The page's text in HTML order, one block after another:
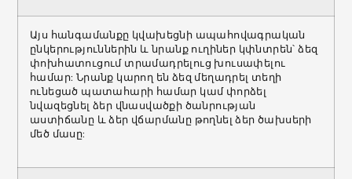
Այս հանգամանքը կվախեցնի ապահովագրական
ընկերություններին և նրանք ուղիներ կփնտրեն՝ ձեզ
փոխհատուցում տրամադրելուց խուսափելու
համար: Նրանք կարող են ձեզ մեղադրել տեղի
ունեցած պատահարի համար կամ փորձել
նվազեցնել ձեր վնասվածքի ծանրության
աստիճանը և ձեր վճարմանը թողնել ձեր ծախսերի
մեծ մասը: